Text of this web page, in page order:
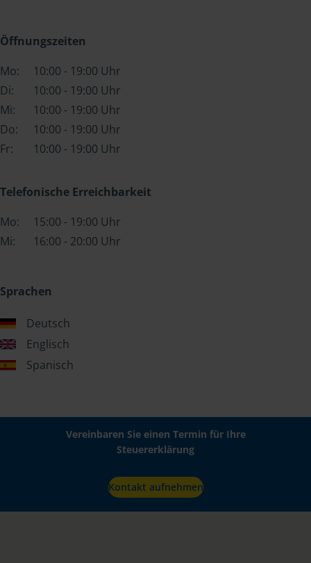
Öffnungszeiten
Mo:
10:00 - 19:00 Uhr
Di:
10:00 - 19:00 Uhr
Mi:
10:00 - 19:00 Uhr
Do:
10:00 - 19:00 Uhr
Fr:
10:00 - 19:00 Uhr
Telefonische Erreichbarkeit
Mo:
15:00 - 19:00 Uhr
Mi:
16:00 - 20:00 Uhr
Sprachen
Deutsch
Englisch
Spanisch
Vereinbaren Sie einen Termin für Ihre
Steuererklärung
Kontakt aufnehmen